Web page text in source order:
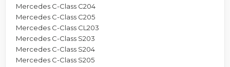
Mercedes C-Class C204
Mercedes C-Class C205
Mercedes C-Class CL203
Mercedes C-Class S203
Mercedes C-Class S204
Mercedes C-Class S205